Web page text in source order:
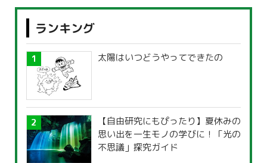
ランキング
太陽はいつどうやってできたの
【自由研究にもぴったり】夏休みの
思い出を一生モノの学びに！「光の
不思議」探究ガイド